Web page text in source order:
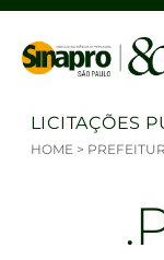
Ir para o conteúdo
LICITAÇÕES
HOME >